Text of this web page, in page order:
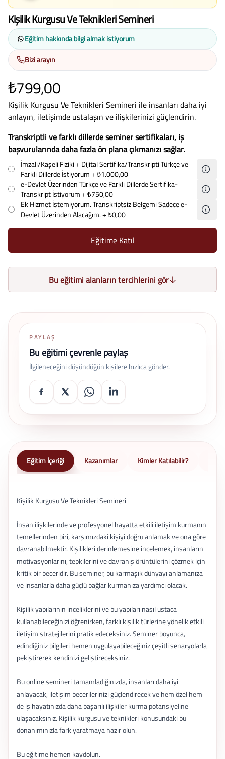
Kişilik Kurgusu Ve Teknikleri Semineri
Eğitim hakkında bilgi almak istiyorum
Bizi arayın
₺799,00
Kişilik Kurgusu Ve Teknikleri Semineri ile insanları daha iyi
anlayın, iletişimde ustalaşın ve ilişkilerinizi güçlendirin.
Transkriptli ve farklı dillerde seminer sertifikaları, iş
başvurularında daha fazla ön plana çıkmanızı sağlar.
İmzalı/Kaşeli Fiziki + Dijital Sertifika/Transkripti Türkçe ve
Farklı Dillerde İstiyorum+ ₺1.000,00
e-Devlet Üzerinden Türkçe ve Farklı Dillerde Sertifika-
Transkript İstiyorum+ ₺750,00
Ek Hizmet İstemiyorum. Transkriptsiz Belgemi Sadece e-
Devlet Üzerinden Alacağım.+ ₺0,00
Eğitime Katıl
Bu eğitimi alanların tercihlerini gör
PAYLAŞ
Bu eğitimi çevrenle paylaş
İlgileneceğini düşündüğün kişilere hızlıca gönder.
Eğitim İçeriği Kazanımlar Kimler Katılabilir?
Kişilik Kurgusu Ve Teknikleri Semineri
İnsan ilişkilerinde ve profesyonel hayatta etkili iletişim kurmanın
temellerinden biri, karşımızdaki kişiyi doğru anlamak ve ona göre
davranabilmektir. Kişilikleri derinlemesine incelemek, insanların
motivasyonlarını, tepkilerini ve davranış örüntülerini çözmek için
kritik bir beceridir. Bu seminer, bu karmaşık dünyayı anlamanıza
ve insanlarla daha güçlü bağlar kurmanıza yardımcı olacak.
Kişilik yapılarının inceliklerini ve bu yapıları nasıl ustaca
kullanabileceğinizi öğrenirken, farklı kişilik türlerine yönelik etkili
iletişim stratejilerini pratik edeceksiniz. Seminer boyunca,
edindiğiniz bilgileri hemen uygulayabileceğiniz çeşitli senaryolarla
pekiştirerek kendinizi geliştireceksiniz.
Bu online semineri tamamladığınızda, insanları daha iyi
anlayacak, iletişim becerilerinizi güçlendirecek ve hem özel hem
de iş hayatınızda daha başarılı ilişkiler kurma potansiyeline
ulaşacaksınız. Kişilik kurgusu ve teknikleri konusundaki bu
donanımınızla fark yaratmaya hazır olun.
Bu eğitime hemen kaydolun.